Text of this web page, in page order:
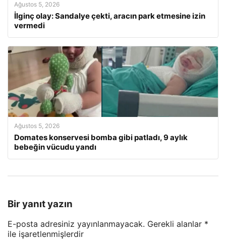
Ağustos 5, 2026
İlginç olay: Sandalye çekti, aracın park etmesine izin
vermedi
Ağustos 5, 2026
Domates konservesi bomba gibi patladı, 9 aylık
bebeğin vücudu yandı
Bir yanıt yazın
E-posta adresiniz yayınlanmayacak. Gerekli alanlar *
ile işaretlenmişlerdir